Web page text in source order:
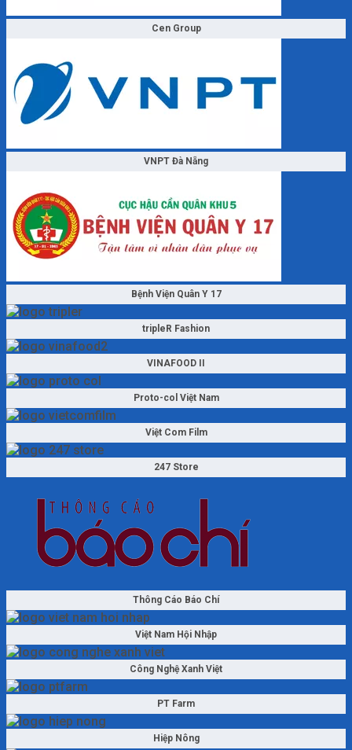
Cen Group
VNPT Đà Nẵng
Bệnh Viện Quân Y 17
tripleR Fashion
VINAFOOD II
Proto-col Việt Nam
Việt Com Film
247 Store
Thông Cáo Báo Chí
Việt Nam Hội Nhập
Công Nghệ Xanh Việt
PT Farm
Hiệp Nông